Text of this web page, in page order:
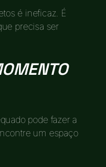
é ineficaz. É
precisa ser
pode fazer a
um espaço